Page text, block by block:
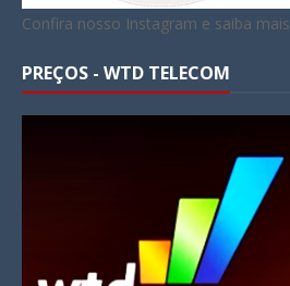
Confira nosso Instagram e saiba mais
PREÇOS - WTD TELECOM